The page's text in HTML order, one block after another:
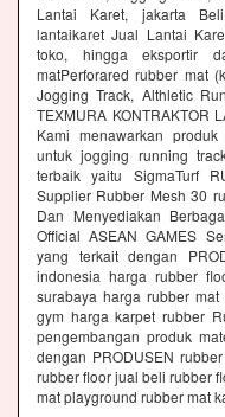
Lantai Karet, jakarta
lantaikaret Jual Lantai
toko, hingga eksportir
matPerforared rubber mat
Jogging Track, Althletic
TEXMURA KONTRAKTOR
Kami menawarkan
untuk jogging running
terbaik yaitu SigmaTurf
Supplier Rubber Mesh 30
Dan Menyediakan
Official ASEAN GAMES
yang terkait dengan
indonesia harga rubber
surabaya harga rubber
gym harga karpet rubber
pengembangan produk
dengan PRODUSEN
rubber floor jual beli rubber
mat playground rubber mat